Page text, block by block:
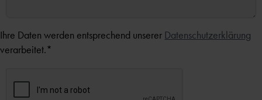
Ihre Daten werden entsprechend unserer Datenschutzerklärung
verarbeitet.*